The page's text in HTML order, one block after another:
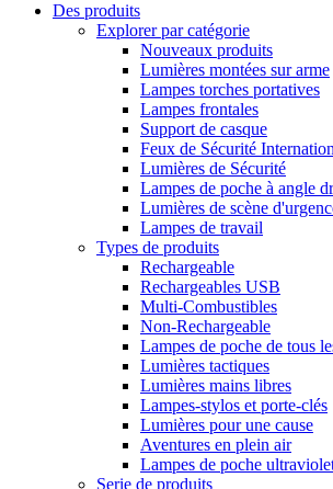
Des produits
Explorer par catégorie
Nouveaux produits
Lumières montées sur arme
Lampes torches portatives
Lampes frontales
Support de casque
Feux de Sécurité
Lumières de Sécurité
Lampes de poche à angle
Lumières de scène
Lampes de travail
Types de produits
Rechargeable
Rechargeables USB
Multi-Combustibles
Non-Rechargeable
Lampes de poche de tous
Lumières tactiques
Lumières mains libres
Lampes-stylos et porte-clés
Lumières pour une cause
Aventures en plein air
Lampes de poche
Serie de produits